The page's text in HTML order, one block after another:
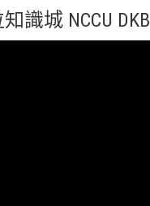
識城 NCCU DKB